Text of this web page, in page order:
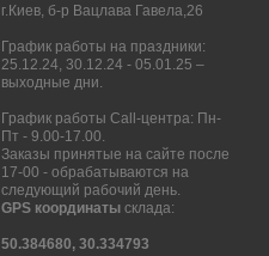
г.Киев, б-р Вацлава Гавела,26
График работы на праздники:
25.12.24, 30.12.24 - 05.01.25 –
выходные дни.
График работы Call-центра: Пн-
Пт - 9.00-17.00.
Заказы принятые на сайте после
17-00 - обрабатываются на
следующий рабочий день.
GPS координаты склада:
50.384680, 30.334793